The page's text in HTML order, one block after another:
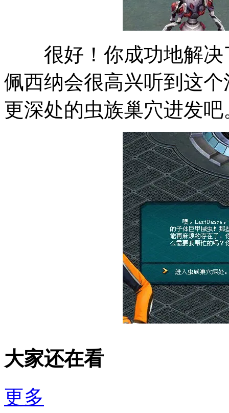
很好！你成功地解决
佩西纳会很高兴听到这
更深处的虫族巢穴进发吧
大家还在看
更多